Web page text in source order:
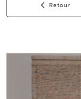
Retour